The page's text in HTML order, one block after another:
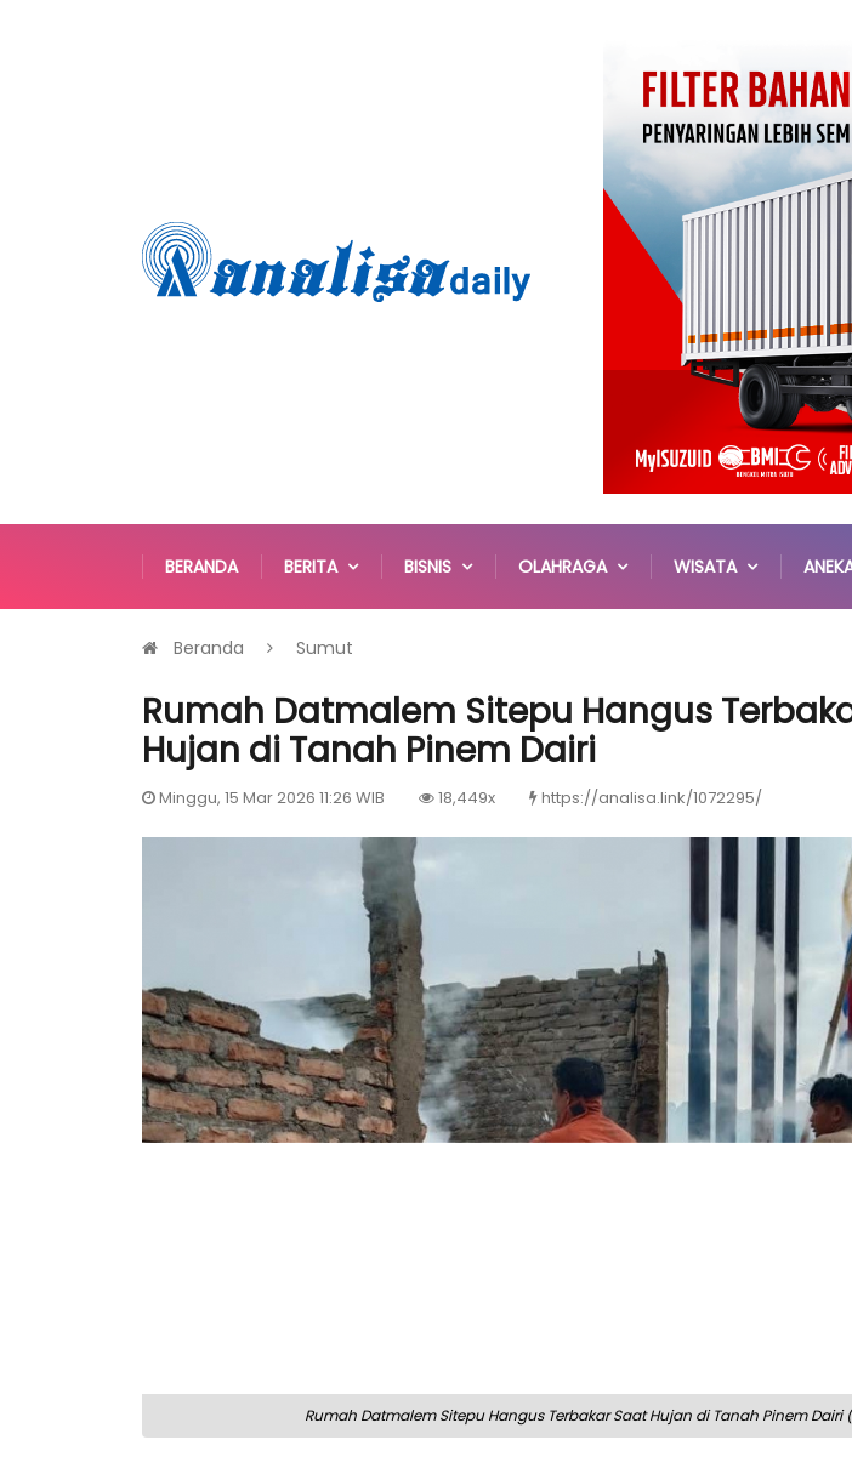
BERANDA BERITA BISNIS OLAHRAGA WISATA
Beranda Sumut
Rumah Datmalem Sitepu Hangus
Hujan di Tanah Pinem Dairi
Minggu, 15 Mar 2026 11:26 WIB 18,449x https://analisa.link/1072295/
Rumah Datmalem Sitepu Hangus Terbakar Saat Hujan di Tanah Pinem